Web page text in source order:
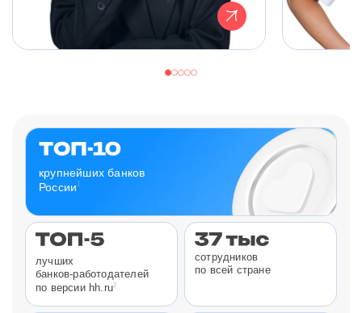
крупнейших банков
России 1
лучших
банков-работодателей
по версии hh.ru2
сотрудников
по всей стране